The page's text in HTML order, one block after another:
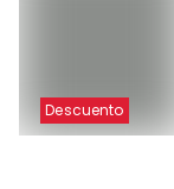
Descuento